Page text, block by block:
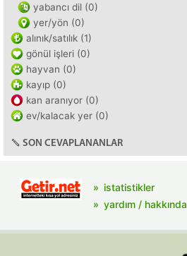
yabancı dil (0)
yer/yön (0)
alınık/satılık (1)
gönül işleri (0)
hayvan (0)
kayıp (0)
kan aranıyor (0)
ev/kalacak yer (0)
SON CEVAPLANANLAR
istatistikler
yardım / hakkında